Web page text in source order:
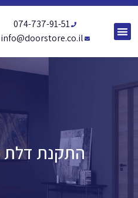
074-737-91-51
info@doorstore.co.il
התקנת דלת